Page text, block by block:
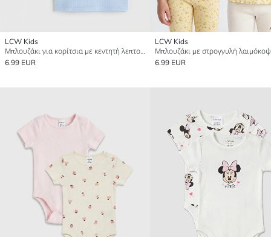
LCW Kids
Μπλουζάκι για κορίτσια με κεντητή λεπτομέρεια, συσκευασία 2 τεμαχίων
6.99 EUR
LCW Kids
6.99 EUR